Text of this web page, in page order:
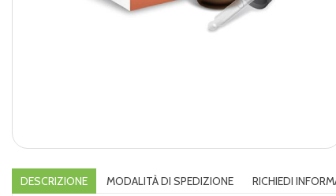
DESCRIZIONE MODALITÀ DI SPEDIZIONE RICHIEDI